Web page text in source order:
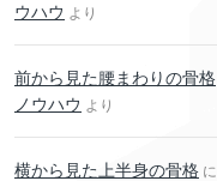
ウハウ より
前から見た腰まわりの骨格
ノウハウ より
横から見た上半身の骨格 に